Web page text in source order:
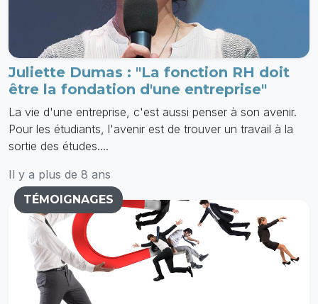
Juliette Dumas : "La fonction RH doit
être la fondation d'une entreprise"
La vie d'une entreprise, c'est aussi penser à son avenir.
Pour les étudiants, l'avenir est de trouver un travail à la
sortie des études....
Il y a plus de 8 ans
TÉMOIGNAGES